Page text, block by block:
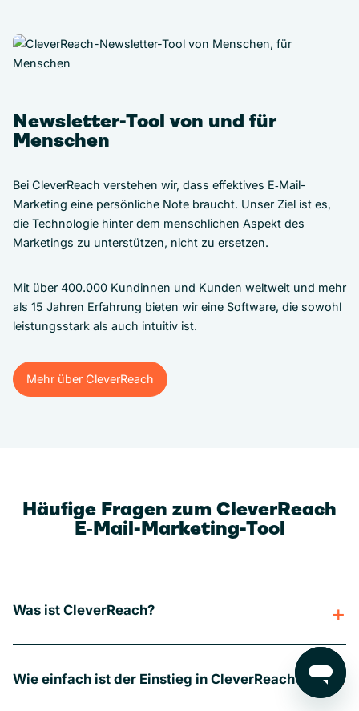
Newsletter-Tool von und für
Menschen
Bei CleverReach verstehen wir, dass effektives E‑Mail-
Marketing eine persönliche Note braucht. Unser Ziel ist es,
die Technologie hinter dem menschlichen Aspekt des
Marketings zu unterstützen, nicht zu ersetzen.
Mit über 400.000 Kundinnen und Kunden weltweit und mehr
als 15 Jahren Erfahrung bieten wir eine Software, die sowohl
leistungsstark als auch intuitiv ist.
Mehr über CleverReach
Mehr über CleverReach
Häufige Fragen zum CleverReach
E‑Mail-Marketing-Tool
Was ist CleverReach?
Wie einfach ist der Einstieg in CleverReach?